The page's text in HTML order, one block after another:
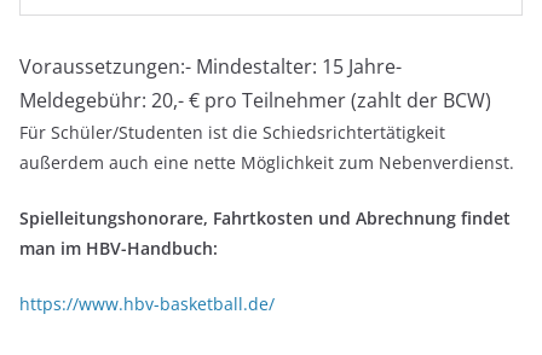
Voraussetzungen:- Mindestalter: 15 Jahre-
Meldegebühr: 20,- € pro Teilnehmer (zahlt der BCW)
Für Schüler/Studenten ist die Schiedsrichtertätigkeit
außerdem auch eine nette Möglichkeit zum Nebenverdienst.
Spielleitungshonorare, Fahrtkosten und Abrechnung findet
man im HBV-Handbuch:
https://www.hbv-basketball.de/